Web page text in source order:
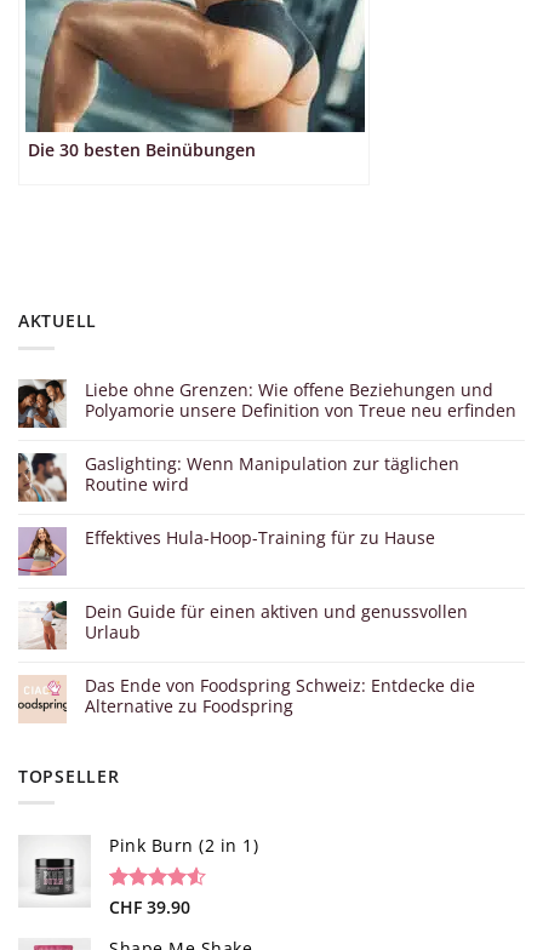
Die 30 besten Beinübungen
AKTUELL
Liebe ohne Grenzen: Wie offene Beziehungen und
Polyamorie unsere Definition von Treue neu erfinden
Gaslighting: Wenn Manipulation zur täglichen
Routine wird
Effektives Hula-Hoop-Training für zu Hause
Dein Guide für einen aktiven und genussvollen
Urlaub
Das Ende von Foodspring Schweiz: Entdecke die
Alternative zu Foodspring
TOPSELLER
Pink Burn (2 in 1)
Bewertet
von 5,
96
CHF 39.90